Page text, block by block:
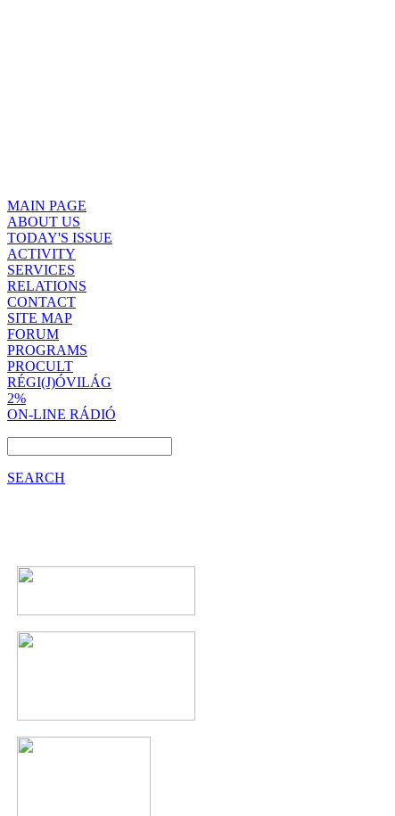
MAIN PAGE
ABOUT US
TODAY'S ISSUE
ACTIVITY
SERVICES
RELATIONS
CONTACT
SITE MAP
FORUM
PROGRAMS
PROCULT
RÉGI(J)ÓVILÁG
2%
ON-LINE RÁDIÓ
SEARCH